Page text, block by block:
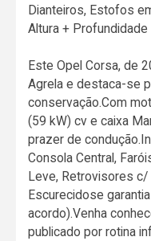
Dianteiros, Estofos
Altura + Profundidade
Este Opel Corsa, de
Agrela e destaca-se
conservação.Com
(59 kW) cv e caixa
prazer de
Consola Central,
Leve, Retrovisores c/
Escurecidose
acordo).Venha
publicado por rotina